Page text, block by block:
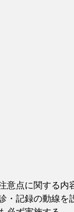
点に関する内
・記録の動線を